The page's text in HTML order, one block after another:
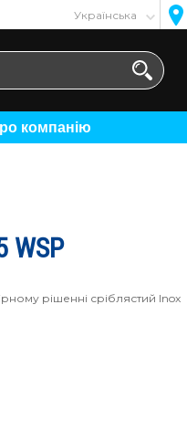
Українська
Про компанію
WSP
рішенні сріблястий Inox